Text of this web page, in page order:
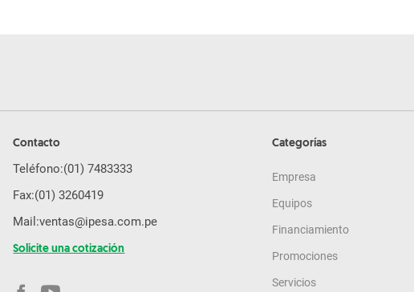
Contacto
Teléfono:(01) 7483333
Fax:(01) 3260419
Mail:ventas@ipesa.com.pe
Solicite una cotización
Categorías
Empresa
Equipos
Financiamiento
Promociones
Servicios